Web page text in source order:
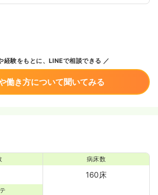
経験をもとに、LINEで相談できる
働き方について聞いてみる
病床数
160床